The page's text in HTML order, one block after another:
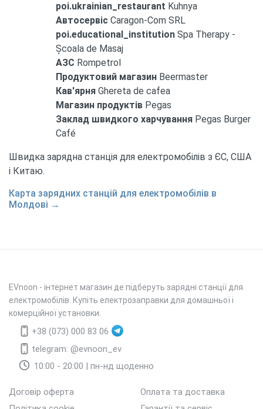
poi.ukrainian_restaurant Kuhnya
Автосервіс Caragon-Com SRL
poi.educational_institution Spa Therapy -
Școala de Masaj
АЗС Rompetrol
Продуктовий магазин Beermaster
Кав'ярня Ghereta de cafea
Магазин продуктів Pegas
Заклад швидкого харчування Pegas Burger
Café
Швидка зарядна станція для електромобілів з ЄС, США
і Китаю.
Карта зарядних станцій для електромобілів в
Молдові →
EVnoon - інтернет магазин де підберуть зарядні станції для
електромобілів. Купіть електрозаправки для домашньої і
комерційної установки.
+38 (073) 000 83 06
telegram: @evnoon_ev
10:00 - 20:00 | пн-нд щоденно
Договір оферта
Оплата та доставка